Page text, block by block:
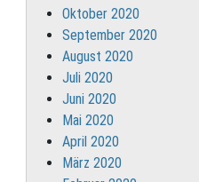
Oktober 2020
September 2020
August 2020
Juli 2020
Juni 2020
Mai 2020
April 2020
März 2020